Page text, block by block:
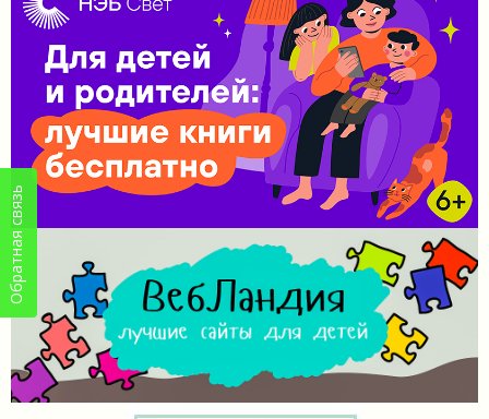
Обратная связь